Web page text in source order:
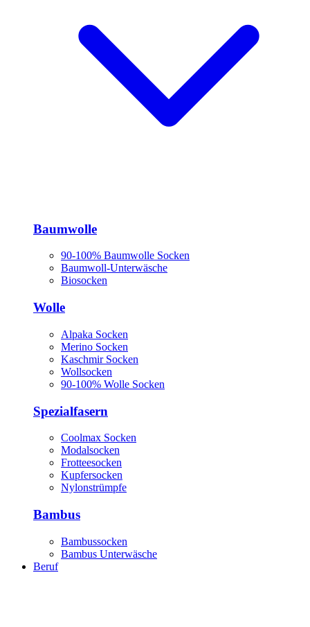
Baumwolle
90-100% Baumwolle Socken
Baumwoll-Unterwäsche
Biosocken
Wolle
Alpaka Socken
Merino Socken
Kaschmir Socken
Wollsocken
90-100% Wolle Socken
Spezialfasern
Coolmax Socken
Modalsocken
Frotteesocken
Kupfersocken
Nylonstrümpfe
Bambus
Bambussocken
Bambus Unterwäsche
Beruf